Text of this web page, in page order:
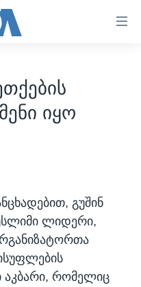
იყო
გუშინ
ლიდერი,
აკბარი, რომელიც